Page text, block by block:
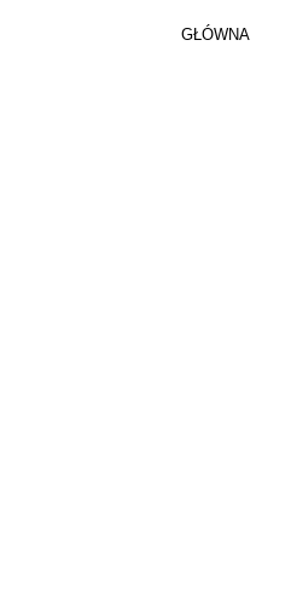
GŁÓWNA